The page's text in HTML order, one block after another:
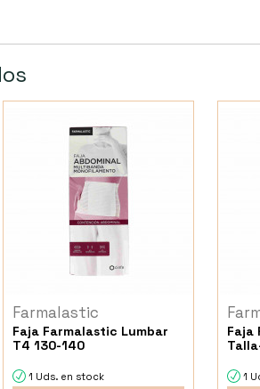
Farmalastic
Faja Farmalastic Lumbar
T4 130-140
1 Uds. en stock
Faja
1